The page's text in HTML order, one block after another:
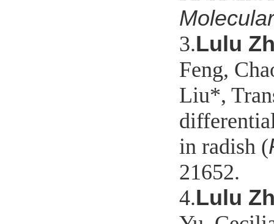
3.Lulu
Feng,
Liu*,
in radish (
21652.
4.Lulu